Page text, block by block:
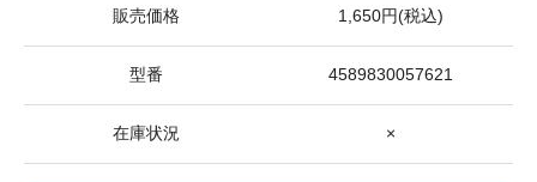
販売価格 1,650円(税込)
型番 4589830057621
在庫状況 ×